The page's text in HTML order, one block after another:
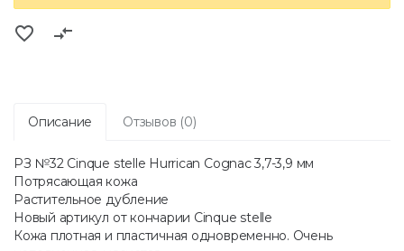
favorite_border compare_arrows
Описание Отзывов (0)
РЗ №32 Cinque stelle Hurrican Cognac 3,7-3,9 мм
Потрясающая кожа
Растительное дубление
Новый артикул от кончарии Cinque stelle
Кожа плотная и пластичная одновременно. Очень